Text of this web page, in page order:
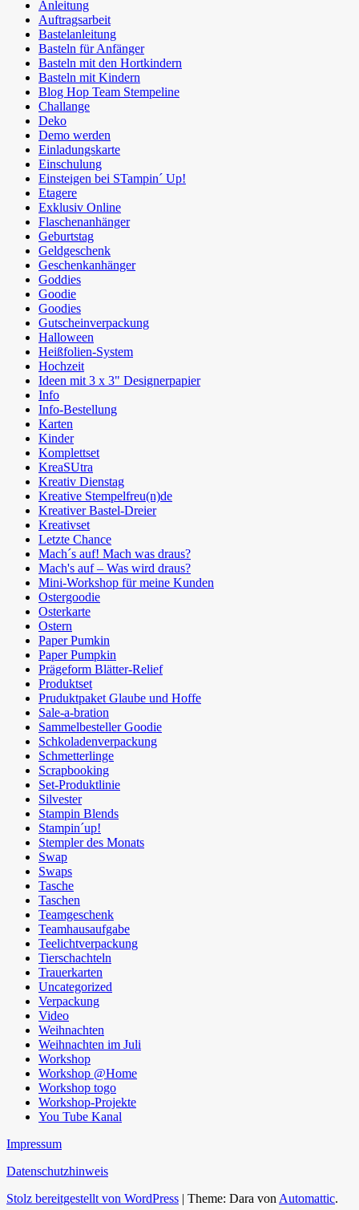
Anleitung
Auftragsarbeit
Bastelanleitung
Basteln für Anfänger
Basteln mit den Hortkindern
Basteln mit Kindern
Blog Hop Team Stempeline
Challange
Deko
Demo werden
Einladungskarte
Einschulung
Einsteigen bei STampin´ Up!
Etagere
Exklusiv Online
Flaschenanhänger
Geburtstag
Geldgeschenk
Geschenkanhänger
Goddies
Goodie
Goodies
Gutscheinverpackung
Halloween
Heißfolien-System
Hochzeit
Ideen mit 3 x 3" Designerpapier
Info
Info-Bestellung
Karten
Kinder
Komplettset
KreaSUtra
Kreativ Dienstag
Kreative Stempelfreu(n)de
Kreativer Bastel-Dreier
Kreativset
Letzte Chance
Mach´s auf! Mach was draus?
Mach's auf – Was wird draus?
Mini-Workshop für meine Kunden
Ostergoodie
Osterkarte
Ostern
Paper Pumkin
Paper Pumpkin
Prägeform Blätter-Relief
Produktset
Pruduktpaket Glaube und Hoffe
Sale-a-bration
Sammelbesteller Goodie
Schkoladenverpackung
Schmetterlinge
Scrapbooking
Set-Produktlinie
Silvester
Stampin Blends
Stampin´up!
Stempler des Monats
Swap
Swaps
Tasche
Taschen
Teamgeschenk
Teamhausaufgabe
Teelichtverpackung
Tierschachteln
Trauerkarten
Uncategorized
Verpackung
Video
Weihnachten
Weihnachten im Juli
Workshop
Workshop @Home
Workshop togo
Workshop-Projekte
You Tube Kanal
Impressum
Datenschutzhinweis
Stolz bereitgestellt von WordPress | Theme: Dara von Automattic.